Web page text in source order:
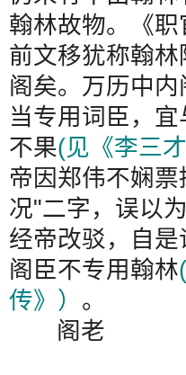
翰林故物。《
前文移犹称翰
阁矣。万历中
当专用词臣，
不果(见《李三才
帝因郑伟不娴
况"二字，误以
经帝改驳，自
阁臣不专用翰林(
传》） 。
阁老